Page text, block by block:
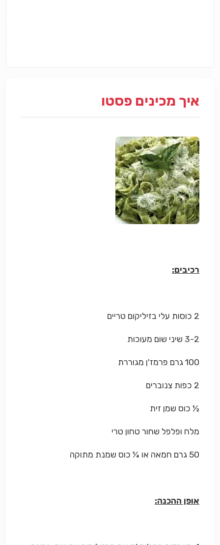
איך מכינים פסטו
רכיבים:
2 כוסות עלי בזיליקום טריים
3-2 שיני שום מעוכות
100 גרם פרמז'ן מגוררת
2 כפות צנוברים
½ כוס שמן זית
מלח ופלפל שחור טחון טרי
50 גרם חמאה או ¼ כוס שמנת מתוקה
אופן ההכנה: